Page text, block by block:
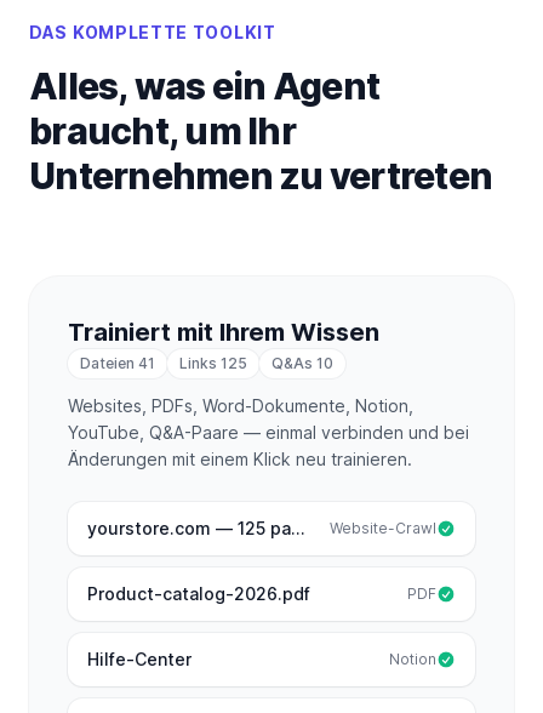
DAS KOMPLETTE TOOLKIT
Alles, was ein Agent
braucht, um Ihr
Unternehmen zu vertreten
Trainiert mit Ihrem Wissen
Dateien 41 Links 125 Q&As 10
Websites, PDFs, Word-Dokumente, Notion,
YouTube, Q&A-Paare — einmal verbinden und bei
Änderungen mit einem Klick neu trainieren.
yourstore.com — 125 pages Website-Crawl
Product-catalog-2026.pdf PDF
Hilfe-Center Notion